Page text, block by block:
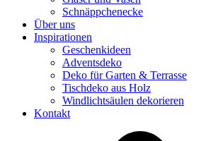
Schnäppchenecke
Über uns
Inspirationen
Geschenkideen
Adventsdeko
Deko für Garten & Terrasse
Tischdeko aus Holz
Windlichtsäulen dekorieren
Kontakt